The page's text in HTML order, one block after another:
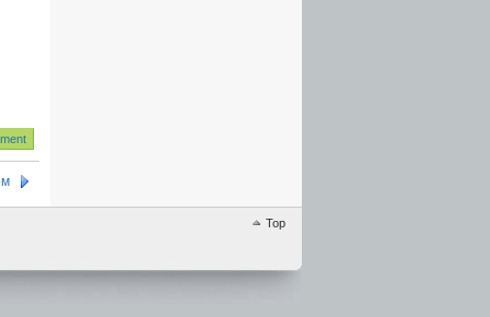
Top